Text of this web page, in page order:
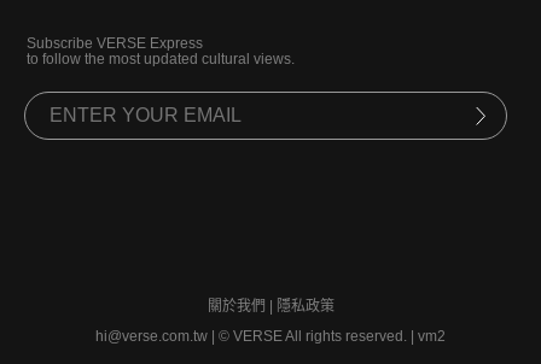
Subscribe VERSE Express
to follow the most updated cultural views.
關於我們 | 隱私政策
hi@verse.com.tw | © VERSE All rights reserved. | vm2